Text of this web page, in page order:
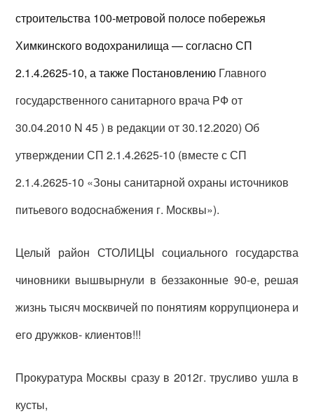
строительства 100-метровой полосе побережья
Химкинского водохранилища — согласно СП
2.1.4.2625-10, а также Постановлению Главного
государственного санитарного врача РФ от
30.04.2010 N 45 ) в редакции от 30.12.2020) Об
утверждении СП 2.1.4.2625-10 (вместе с СП
2.1.4.2625-10 «Зоны санитарной охраны источников
питьевого водоснабжения г. Москвы»).
Целый район СТОЛИЦЫ социального государства
чиновники вышвырнули в беззаконные 90-е, решая
жизнь тысяч москвичей по понятиям коррупционера и
его дружков- клиентов!!!
Прокуратура Москвы сразу в 2012г. трусливо ушла в
кусты,